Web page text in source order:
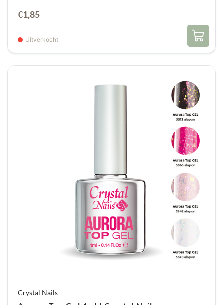
€1,85
Uitverkocht
Crystal Nails